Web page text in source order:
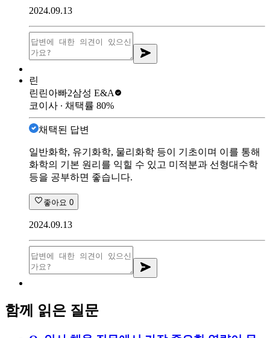
2024.09.13
린
린린아빠2삼성 E&A
코이사 ∙ 채택률 80%
채택된 답변
일반화학, 유기화학, 물리화학 등이 기초이며 이를 통해
화학의 기본 원리를 익힐 수 있고 미적분과 선형대수학
등을 공부하면 좋습니다.
좋아요 0
2024.09.13
함께 읽은 질문